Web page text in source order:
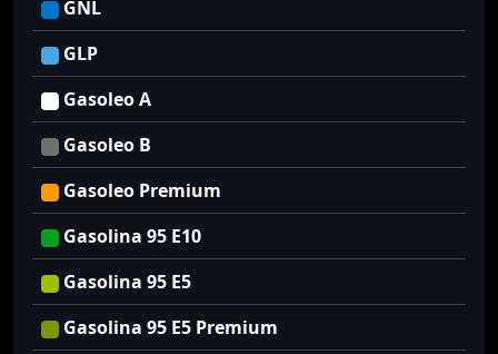
GNL
GLP
Gasoleo A
Gasoleo B
Gasoleo Premium
Gasolina 95 E10
Gasolina 95 E5
Gasolina 95 E5 Premium